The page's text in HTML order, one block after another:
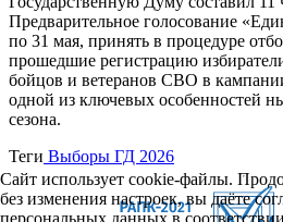
Предварительное голосование
по 31 мая, принять в процедуре
прошедшие регистрацию
бойцов и ветеранов СВО в
одной из ключевых особенностей
сезона.
Теги Выборы ГД 2026
Сайт использует cookie-файлы.
без изменения настроек, вы даёте
персональных данных в